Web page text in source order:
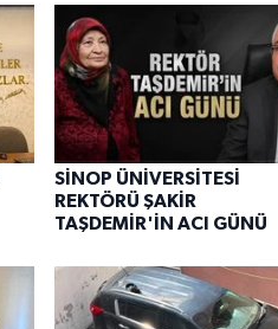
SİNOP ÜNİVERSİTESİ
REKTÖRÜ ŞAKİR
TAŞDEMİR'İN ACI GÜNÜ